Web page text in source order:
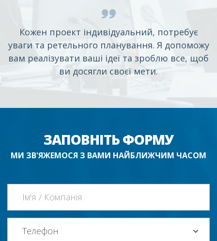
Кожен проект індивідуальний, потребує
уваги та ретельного планування. Я допоможу
вам реалізувати ваші ідеї та зроблю все, щоб
ви досягли своєї мети.
ЗАПОВНІТЬ ФОРМУ
МИ ЗВ'ЯЖЕМОСЯ З ВАМИ НАЙБЛИЖЧИМ ЧАСОМ